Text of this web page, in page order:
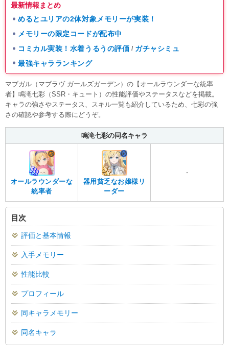
最新情報まとめ
めるとユリアの2体対象メモリーが実装！
メモリーの限定コードが配布中
コミカル実装！水着うるうの評価 / ガチャシミュ
最強キャラランキング
マブガル（マブラヴ ガールズガーデン）の【オールラウンダーな統率
者】鳴滝七彩（SSR・キュート）の性能評価やステータスなどを掲載。
キャラの強さやステータス、スキル一覧も紹介しているため、七彩の強
さの確認や参考する際にどうぞ。
鳴滝七彩の同名キャラ
オールラウンダーな
統率者
器用貧乏なお嬢様リ
ーダー
-
目次
評価と基本情報
入手メモリー
性能比較
プロフィール
同キャラメモリー
同名キャラ